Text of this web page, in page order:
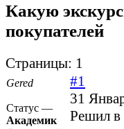
Какую
покупателей
Страницы: 1
Gered
Статус —
Академик
#1
31
Решил в